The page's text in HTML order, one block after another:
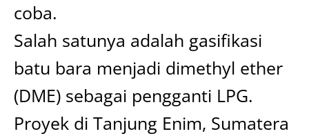
coba.
Salah satunya adalah gasifikasi
batu bara menjadi dimethyl ether
(DME) sebagai pengganti LPG.
Proyek di Tanjung Enim, Sumatera